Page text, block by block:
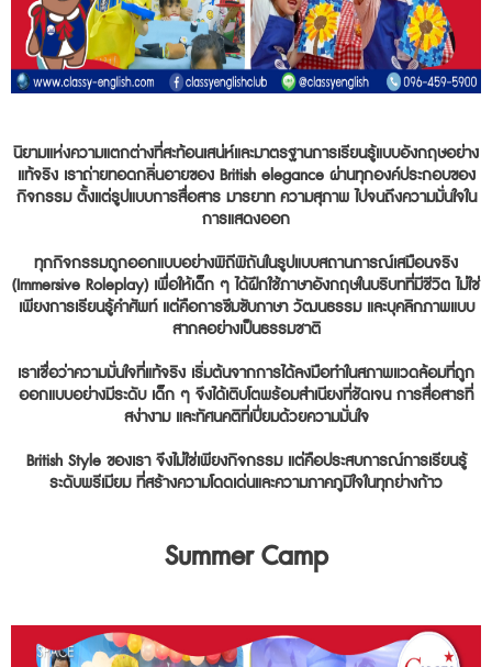
นิยามแห่งความแตกต่างที่สะท้อนเสน่ห์และมาตรฐานการเรียนรู้แบบอังกฤษอย่าง
แท้จริง เราถ่ายทอดกลิ่นอายของ British elegance ผ่านทุกองค์ประกอบของ
กิจกรรม ตั้งแต่รูปแบบการสื่อสาร มารยาท ความสุภาพ ไปจนถึงความมั่นใจใน
การแสดงออก
ทุกกิจกรรมถูกออกแบบอย่างพิถีพิถันในรูปแบบสถานการณ์เสมือนจริง
(Immersive Roleplay) เพื่อให้เด็ก ๆ ได้ฝึกใช้ภาษาอังกฤษในบริบทที่มีชีวิต ไม่ใช่
เพียงการเรียนรู้คำศัพท์ แต่คือการซึมซับภาษา วัฒนธรรม และบุคลิกภาพแบบ
สากลอย่างเป็นธรรมชาติ
เราเชื่อว่าความมั่นใจที่แท้จริง เริ่มต้นจากการได้ลงมือทำในสภาพแวดล้อมที่ถูก
ออกแบบอย่างมีระดับ เด็ก ๆ จึงได้เติบโตพร้อมสำเนียงที่ชัดเจน การสื่อสารที่
สง่างาม และทัศนคติที่เปี่ยมด้วยความมั่นใจ
British Style ของเรา จึงไม่ใช่เพียงกิจกรรม แต่คือประสบการณ์การเรียนรู้
ระดับพรีเมียม ที่สร้างความโดดเด่นและความภาคภูมิใจในทุกย่างก้าว
Summer Camp